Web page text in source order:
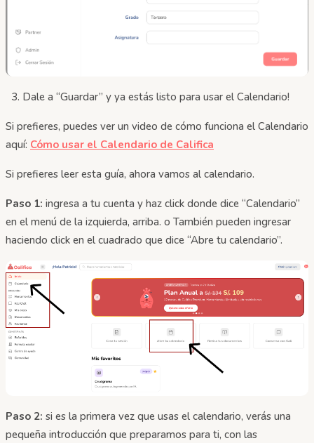
Dale a “Guardar” y ya estás listo para usar el Calendario!
Si prefieres, puedes ver un video de cómo funciona el Calendario
aquí: Cómo usar el Calendario de Califica
Si prefieres leer esta guía, ahora vamos al calendario.
Paso 1: ingresa a tu cuenta y haz click donde dice “Calendario”
en el menú de la izquierda, arriba. o También pueden ingresar
haciendo click en el cuadrado que dice “Abre tu calendario”.
Paso 2: si es la primera vez que usas el calendario, verás una
pequeña introducción que preparamos para ti, con las